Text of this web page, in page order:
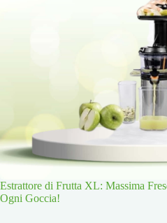
Estrattore di Frutta XL: Massima
Ogni Goccia!